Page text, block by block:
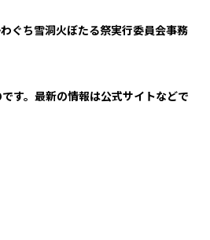
ぐち雪洞火ぼたる祭実行委員会事務
す。最新の情報は公式サイトなどで